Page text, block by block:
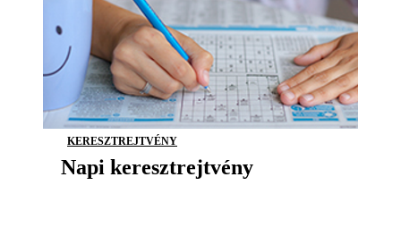
KERESZTREJTVÉNY
Napi keresztrejtvény